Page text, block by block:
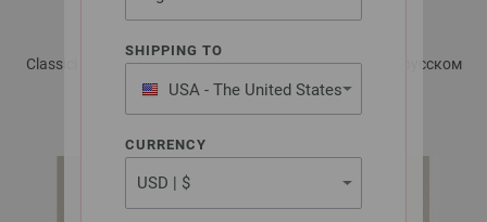
SHIPPING TO
USA - The United States
of America
CURRENCY
Classici No. 25 - Журнал на немецком, инструкции на русском
языке | Модель 36